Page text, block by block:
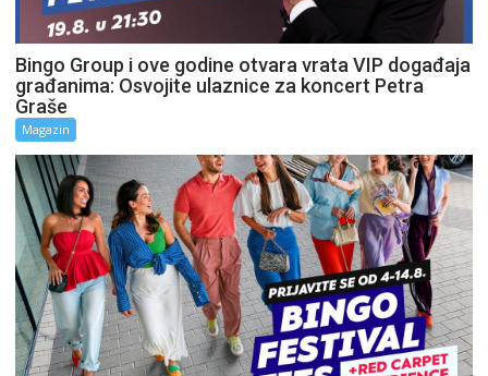
Bingo Group i ove godine otvara vrata VIP događaja
građanima: Osvojite ulaznice za koncert Petra
Graše
Magazin